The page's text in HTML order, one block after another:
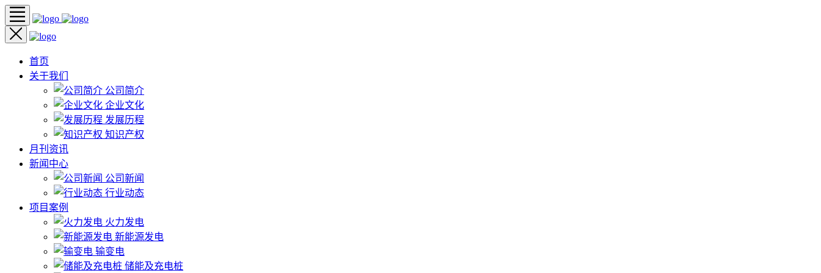
首页
关于我们
公司简介
企业文化
发展历程
知识产权
月刊资讯
新闻中心
公司新闻
行业动态
项目案例
火力发电
新能源发电
输变电
储能及充电桩